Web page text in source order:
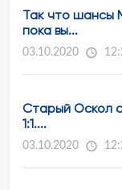
Так что шансы
пока вы...
03.10.2020
Старый Оскол
1:1....
03.10.2020